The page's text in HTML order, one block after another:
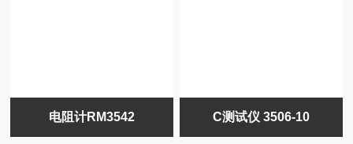
电阻计RM3542 C测试仪 3506-10